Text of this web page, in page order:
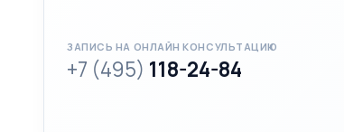
ЗАПИСЬ НА ОНЛАЙН КОНСУЛЬТАЦИЮ
+7 (495) 118-24-84